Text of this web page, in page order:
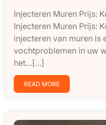
Injecteren Muren Prijs:
Injecteren Muren Prijs:
injecteren van muren is
vochtproblemen in uw
het…[...]
READ MORE